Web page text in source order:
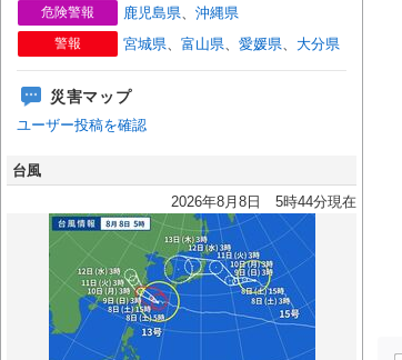
危険警報 鹿児島県、 沖縄県
警報 宮城県、 富山県、 愛媛県、 大分県
災害マップ
ユーザー投稿を確認
台風
2026年8月8日 5時44分現在